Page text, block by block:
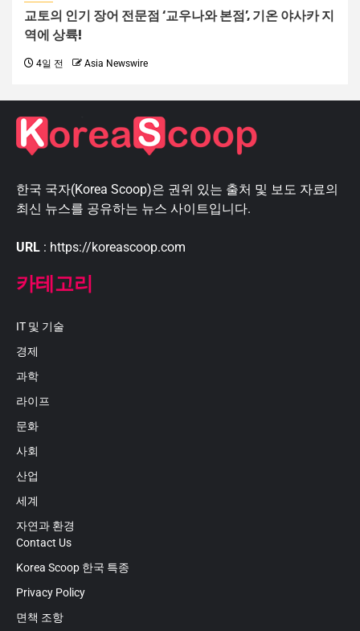
교토의 인기 장어 전문점 ‘교우나와 본점’, 기온 야사카 지
역에 상륙!
4일 전 Asia Newswire
한국 국자(Korea Scoop)은 권위 있는 출처 및 보도 자료의
최신 뉴스를 공유하는 뉴스 사이트입니다.
URL : https://koreascoop.com
카테고리
IT 및 기술
경제
과학
라이프
문화
사회
산업
세계
자연과 환경
Contact Us
Korea Scoop 한국 특종
Privacy Policy
면책 조항